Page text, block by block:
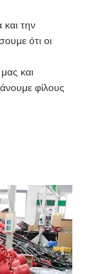
την
ότι οι
και
φίλους